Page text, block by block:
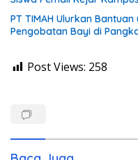
PT TIMAH Ulurkan
Pengobatan Bayi di
Post Views: 258